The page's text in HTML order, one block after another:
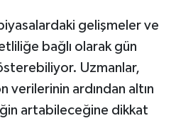
gelişmeler ve
bağlı olarak gün
Uzmanlar,
verilerinin ardından altın
artabileceğine dikkat